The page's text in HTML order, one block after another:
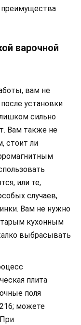
преимущества
варочной
вам не
установки
сильно
Вам также не
стоит ли
или те,
случаев,
Вам не нужно
кухонным
выбрасывать
плита
поля
можете